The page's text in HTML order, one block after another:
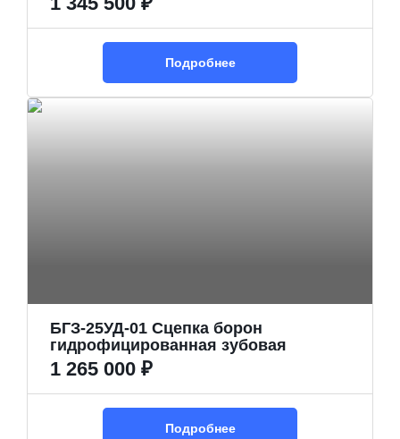
Подробнее
БГЗ-25УД-01 Сцепка борон
гидрофицированная зубовая
1 265 000 ₽
Подробнее